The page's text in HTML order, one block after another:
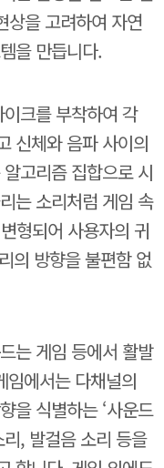
상을 고려하여 자연
을 만듭니다.
크를 부착하여 각
신체와 음파 사이의
고리즘 집합으로 시
는 소리처럼 게임 속
형되어 사용자의 귀
의 방향을 불편함 없
는 게임 등에서 활발
임에서는 다채널의
을 식별하는 ‘사운드
, 발걸음 소리 등을